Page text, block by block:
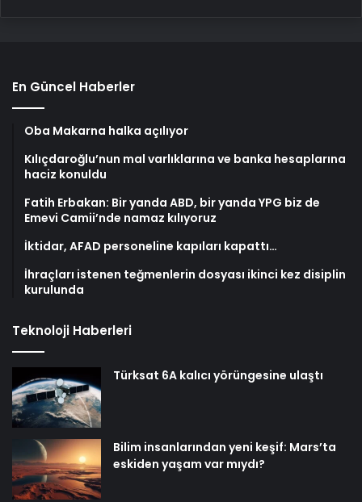
En Güncel Haberler
Oba Makarna halka açılıyor
Kılıçdaroğlu’nun mal varlıklarına ve banka hesaplarına
haciz konuldu
Fatih Erbakan: Bir yanda ABD, bir yanda YPG biz de
Emevi Camii’nde namaz kılıyoruz
İktidar, AFAD personeline kapıları kapattı…
İhraçları istenen teğmenlerin dosyası ikinci kez disiplin
kurulunda
Teknoloji Haberleri
Türksat 6A kalıcı yörüngesine ulaştı
Bilim insanlarından yeni keşif: Mars’ta
eskiden yaşam var mıydı?